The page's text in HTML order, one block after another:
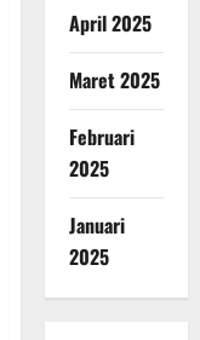
April 2025
Maret 2025
Februari
2025
Januari
2025